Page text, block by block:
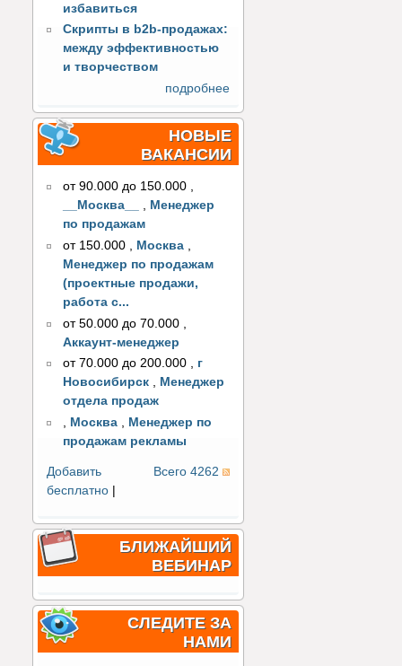
избавиться
Скрипты в b2b-продажах:
между эффективностью
и творчеством
подробнее
НОВЫЕ
ВАКАНСИИ
от 90.000 до 150.000 ,
__Москва__
, Менеджер
по продажам
от 150.000
Москва
Менеджер по продажам
(проектные продажи,
работа с...
от 50.000 до 70.000
Аккаунт-менеджер
от 70.000 до 200.000 , г
Новосибирск , Менеджер
отдела продаж
, Москва , Менеджер по
продажам рекламы
Всего 4262
Добавить
бесплатно
БЛИЖАЙШИЙ
ВЕБИНАР
СЛЕДИТЕ ЗА
НАМИ